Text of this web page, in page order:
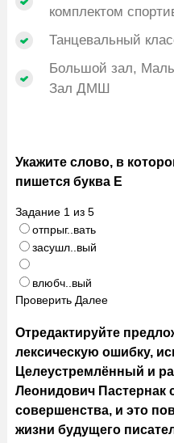
комплектом
Танцевальный
Большой зал,
Зал ДМШ
Укажите слово, в
пишется буква Е
Задание 1из 5
отпрыг..вать
засушл..вый
влюбч..вый
Проверить Далее
Отредактируйте
лексическую ошибку,
Целеустремлённый и
Леонидович Пастернак
совершенства, и это
жизни будущего